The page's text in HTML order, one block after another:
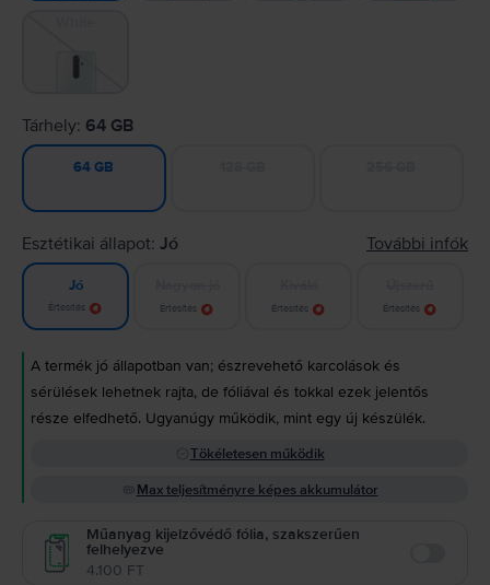
Tárhely: 64 GB
64 GB
Esztétikai állapot: Jó További infók
Jó
Értesítés Értesítés Értesítés Értesítés
A termék jó állapotban van; észrevehető karcolások és
sérülések lehetnek rajta, de fóliával és tokkal ezek jelentős
része elfedhető. Ugyanúgy működik, mint egy új készülék.
Tökéletesen működik
Max teljesítményre képes akkumulátor
Műanyag kijelzővédő fólia, szakszerűen
felhelyezve
4.100 FT